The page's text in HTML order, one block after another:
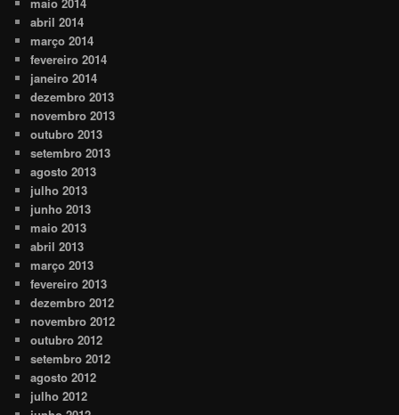
abril 2014
março 2014
fevereiro 2014
janeiro 2014
dezembro 2013
novembro 2013
outubro 2013
setembro 2013
agosto 2013
julho 2013
junho 2013
maio 2013
abril 2013
março 2013
fevereiro 2013
dezembro 2012
novembro 2012
outubro 2012
setembro 2012
agosto 2012
julho 2012